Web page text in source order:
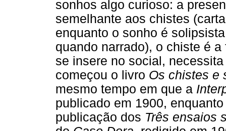
sonhos algo curioso: a
semelhante aos chistes
enquanto o sonho é
quando narrado), o chiste é
se insere no social,
começou o livro Os chistes e
mesmo tempo em que a
publicado em 1900,
publicação dos Três ensaios